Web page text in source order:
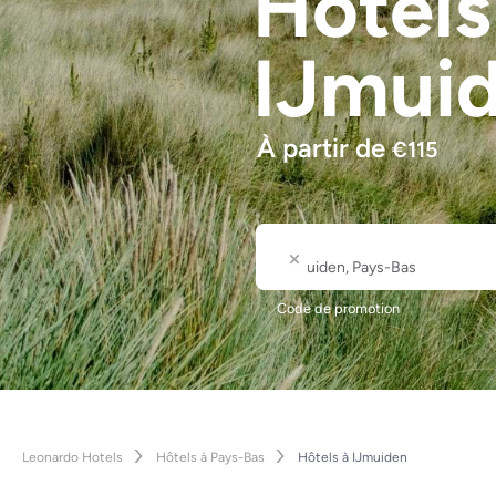
À partir de€115
Nom de la ville ou de l'hôtel
Code de promotion
Leonardo Hotels Hôtels à Pays-Bas Hôtels à IJmuiden